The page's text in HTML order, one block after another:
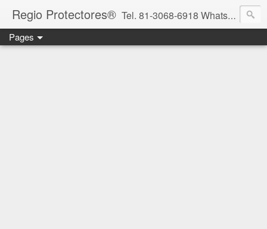
Regio Protectores® Tel. 81-3068-6918 WhatsApp 81-2636-2823 / 33-1145-3780 cotizacionregioprotectores@gmail.com / regioprotectores@gmail.com https://www.facebook.com/RegioProtectores/
Pages